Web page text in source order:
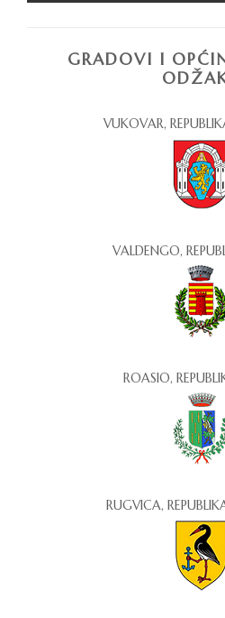
GRADOVI I
VUKOVAR,
VALDENGO,
ROASIO,
RUGVICA,